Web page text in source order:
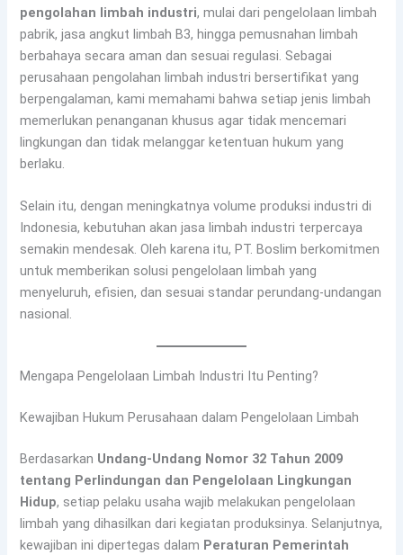
pengolahan limbah industri, mulai dari pengelolaan limbah
pabrik, jasa angkut limbah B3, hingga pemusnahan limbah
berbahaya secara aman dan sesuai regulasi. Sebagai
perusahaan pengolahan limbah industri bersertifikat yang
berpengalaman, kami memahami bahwa setiap jenis limbah
memerlukan penanganan khusus agar tidak mencemari
lingkungan dan tidak melanggar ketentuan hukum yang
berlaku.
Selain itu, dengan meningkatnya volume produksi industri di
Indonesia, kebutuhan akan jasa limbah industri terpercaya
semakin mendesak. Oleh karena itu, PT. Boslim berkomitmen
untuk memberikan solusi pengelolaan limbah yang
menyeluruh, efisien, dan sesuai standar perundang-undangan
nasional.
Mengapa Pengelolaan Limbah Industri Itu Penting?
Kewajiban Hukum Perusahaan dalam Pengelolaan Limbah
Berdasarkan Undang-Undang Nomor 32 Tahun 2009
tentang Perlindungan dan Pengelolaan Lingkungan
Hidup, setiap pelaku usaha wajib melakukan pengelolaan
limbah yang dihasilkan dari kegiatan produksinya. Selanjutnya,
kewajiban ini dipertegas dalam Peraturan Pemerintah